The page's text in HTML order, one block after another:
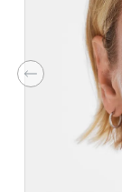
Précédent